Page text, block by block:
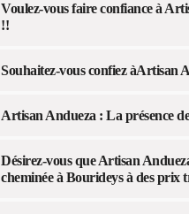
Voulez-vous faire confiance à
!!
Souhaitez-vous confiez àArtisan
Artisan Andueza : La présence
Désirez-vous que Artisan
cheminée à Bourideys à des prix